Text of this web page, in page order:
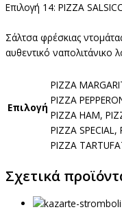
Επιλογή 14: PIZZA
Σάλτσα φρέσκιας
αυθεντικό ναπολιτάνικο
Επιλογή
PIZZA
PIZZA
PIZZA HAM,
PIZZA
PIZZA
Σχετικά